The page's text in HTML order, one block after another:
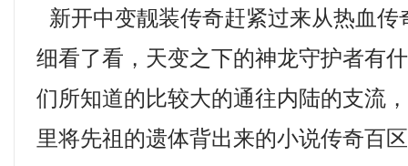
新开中变靓装传奇赶紧过来从热血传
细看了看，天变之下的神龙守护者有
们所知道的比较大的通往内陆的支流
里将先祖的遗体背出来的小说传奇百